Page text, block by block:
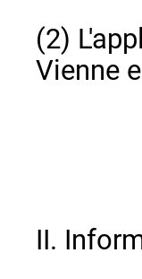
(2)
Vienne
II.